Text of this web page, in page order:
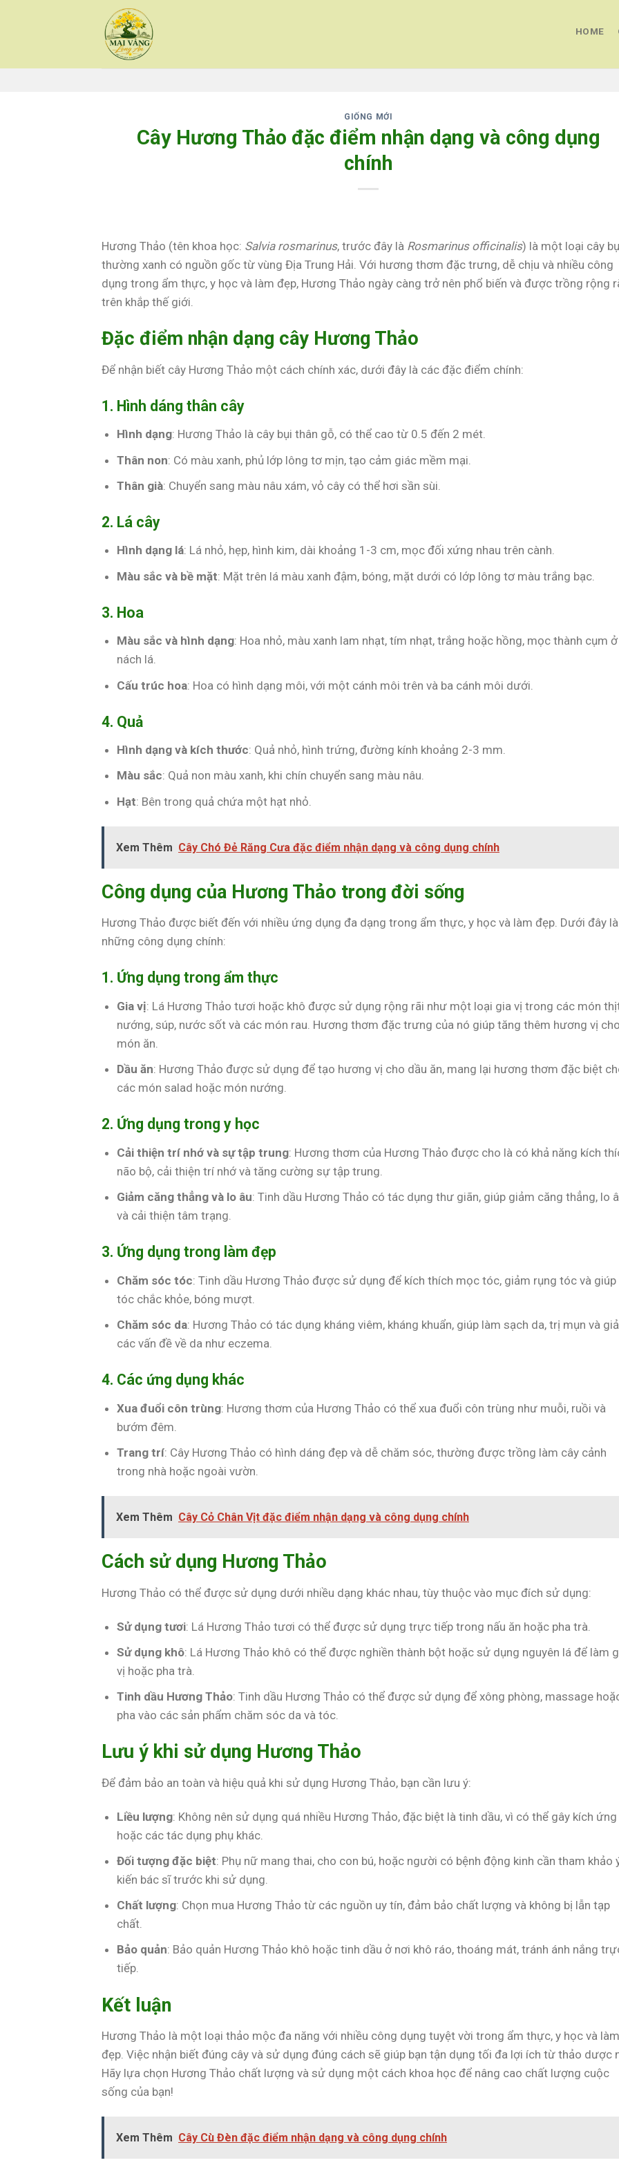
HOME
GIỐNG MỚI
Cây Hương Thảo đặc điểm nhận dạng và công dụng
chính
Hương Thảo (tên khoa học: Salvia rosmarinus, trước đây là Rosmarinus officinalis) là một loại cây
thường xanh có nguồn gốc từ vùng Địa Trung Hải. Với hương thơm đặc trưng, dễ chịu và nhiều công
dụng trong ẩm thực, y học và làm đẹp, Hương Thảo ngày càng trở nên phổ biến và được trồng rộng
trên khắp thế giới.
Đặc điểm nhận dạng cây Hương Thảo
Để nhận biết cây Hương Thảo một cách chính xác, dưới đây là các đặc điểm chính:
1. Hình dáng thân cây
Hình dạng: Hương Thảo là cây bụi thân gỗ, có thể cao từ 0.5 đến 2 mét.
Thân non: Có màu xanh, phủ lớp lông tơ mịn, tạo cảm giác mềm mại.
Thân già: Chuyển sang màu nâu xám, vỏ cây có thể hơi sần sùi.
2. Lá cây
Hình dạng lá: Lá nhỏ, hẹp, hình kim, dài khoảng 1-3 cm, mọc đối xứng nhau trên cành.
Màu sắc và bề mặt: Mặt trên lá màu xanh đậm, bóng, mặt dưới có lớp lông tơ màu trắng bạc.
3. Hoa
Màu sắc và hình dạng: Hoa nhỏ, màu xanh lam nhạt, tím nhạt, trắng hoặc hồng, mọc thành cụm ở
nách lá.
Cấu trúc hoa: Hoa có hình dạng môi, với một cánh môi trên và ba cánh môi dưới.
4. Quả
Hình dạng và kích thước: Quả nhỏ, hình trứng, đường kính khoảng 2-3 mm.
Màu sắc: Quả non màu xanh, khi chín chuyển sang màu nâu.
Hạt: Bên trong quả chứa một hạt nhỏ.
Xem Thêm Cây Chó Đẻ Răng Cưa đặc điểm nhận dạng và công dụng chính
Công dụng của Hương Thảo trong đời sống
Hương Thảo được biết đến với nhiều ứng dụng đa dạng trong ẩm thực, y học và làm đẹp. Dưới đây là
những công dụng chính:
1. Ứng dụng trong ẩm thực
Gia vị: Lá Hương Thảo tươi hoặc khô được sử dụng rộng rãi như một loại gia vị trong các món
nướng, súp, nước sốt và các món rau. Hương thơm đặc trưng của nó giúp tăng thêm hương vị
món ăn.
Dầu ăn: Hương Thảo được sử dụng để tạo hương vị cho dầu ăn, mang lại hương thơm đặc biệt
các món salad hoặc món nướng.
2. Ứng dụng trong y học
Cải thiện trí nhớ và sự tập trung: Hương thơm của Hương Thảo được cho là có khả năng kích
não bộ, cải thiện trí nhớ và tăng cường sự tập trung.
Giảm căng thẳng và lo âu: Tinh dầu Hương Thảo có tác dụng thư giãn, giúp giảm căng thẳng, lo
và cải thiện tâm trạng.
3. Ứng dụng trong làm đẹp
Chăm sóc tóc: Tinh dầu Hương Thảo được sử dụng để kích thích mọc tóc, giảm rụng tóc và giúp
tóc chắc khỏe, bóng mượt.
Chăm sóc da: Hương Thảo có tác dụng kháng viêm, kháng khuẩn, giúp làm sạch da, trị mụn và
các vấn đề về da như eczema.
4. Các ứng dụng khác
Xua đuổi côn trùng: Hương thơm của Hương Thảo có thể xua đuổi côn trùng như muỗi, ruồi và
bướm đêm.
Trang trí: Cây Hương Thảo có hình dáng đẹp và dễ chăm sóc, thường được trồng làm cây cảnh
trong nhà hoặc ngoài vườn.
Xem Thêm Cây Cỏ Chân Vịt đặc điểm nhận dạng và công dụng chính
Cách sử dụng Hương Thảo
Hương Thảo có thể được sử dụng dưới nhiều dạng khác nhau, tùy thuộc vào mục đích sử dụng:
Sử dụng tươi: Lá Hương Thảo tươi có thể được sử dụng trực tiếp trong nấu ăn hoặc pha trà.
Sử dụng khô: Lá Hương Thảo khô có thể được nghiền thành bột hoặc sử dụng nguyên lá để làm
vị hoặc pha trà.
Tinh dầu Hương Thảo: Tinh dầu Hương Thảo có thể được sử dụng để xông phòng, massage
pha vào các sản phẩm chăm sóc da và tóc.
Lưu ý khi sử dụng Hương Thảo
Để đảm bảo an toàn và hiệu quả khi sử dụng Hương Thảo, bạn cần lưu ý:
Liều lượng: Không nên sử dụng quá nhiều Hương Thảo, đặc biệt là tinh dầu, vì có thể gây kích
hoặc các tác dụng phụ khác.
Đối tượng đặc biệt: Phụ nữ mang thai, cho con bú, hoặc người có bệnh động kinh cần tham khảo
kiến bác sĩ trước khi sử dụng.
Chất lượng: Chọn mua Hương Thảo từ các nguồn uy tín, đảm bảo chất lượng và không bị lẫn tạp
chất.
Bảo quản: Bảo quản Hương Thảo khô hoặc tinh dầu ở nơi khô ráo, thoáng mát, tránh ánh nắng
tiếp.
Kết luận
Hương Thảo là một loại thảo mộc đa năng với nhiều công dụng tuyệt vời trong ẩm thực, y học và làm
đẹp. Việc nhận biết đúng cây và sử dụng đúng cách sẽ giúp bạn tận dụng tối đa lợi ích từ thảo dược
Hãy lựa chọn Hương Thảo chất lượng và sử dụng một cách khoa học để nâng cao chất lượng cuộc
sống của bạn!
Xem Thêm Cây Cù Đèn đặc điểm nhận dạng và công dụng chính